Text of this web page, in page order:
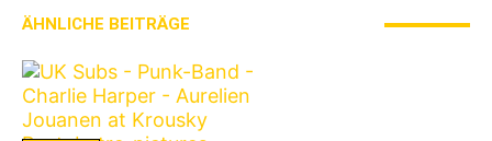
ÄHNLICHE BEITRÄGE